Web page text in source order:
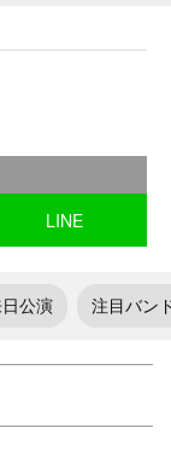
LINE
公演 注目バン